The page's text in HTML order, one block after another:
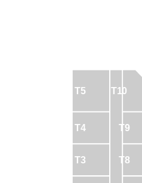
T3
T4
T5
T8
T9
T10